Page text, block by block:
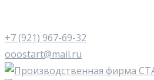
+7 (921) 967-69-32
ooostart@mail.ru